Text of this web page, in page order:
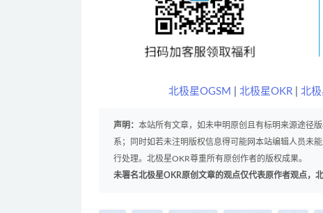
北极星OGSM 北极星OKR| 北极
声明： 本站所有文章，如未申明原创且有标明来源途径
系；同时如若未注明版权信息得可能网本站编辑人员未
行处理。北极星OKR尊重所有原创作者的版权成果。
未署名北极星OKR原创文章的观点仅代表原作者观点，